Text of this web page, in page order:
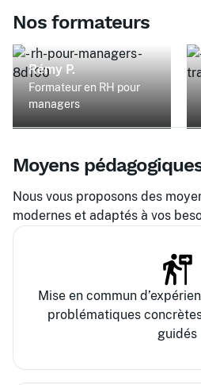
Nos formateurs
Rémy P.
Formateur en RH pour
managers
Moyens
Nous vous proposons des
modernes et adaptés à vos
Mise en commun
problématiques
guidés